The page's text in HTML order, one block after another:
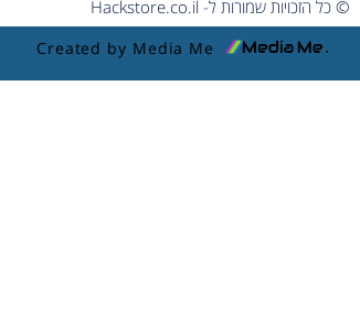
© כל הזכויות שמורות ל- Hackstore.co.il
Created by Media Me